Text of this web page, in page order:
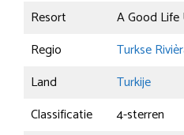
Resort
A Good
Regio
Turkse
Land
Turkije
Classificatie
4-sterren